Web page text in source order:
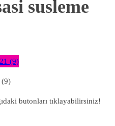
susleme
(9)
butonları tıklayabilirsiniz!